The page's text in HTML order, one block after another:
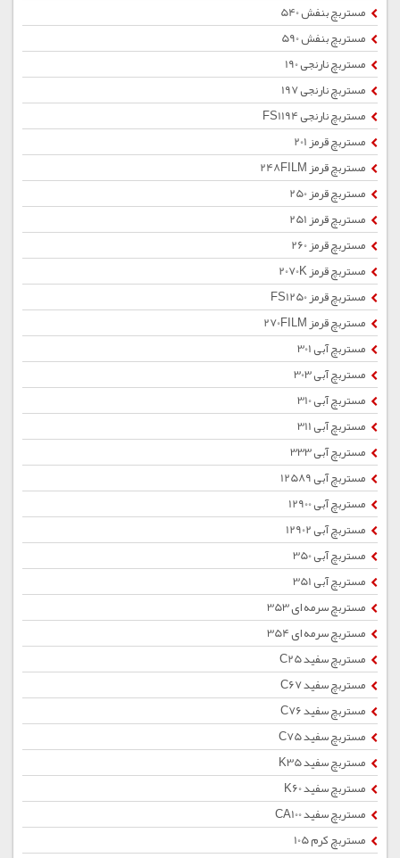
مستربچ بنفش 540
مستربچ بنفش 590
مستربچ نارنجی 190
مستربچ نارنجی 197
مستربچ نارنجی FS1194
مستربچ قرمز 201
مستربچ قرمز 248FILM
مستربچ قرمز 250
مستربچ قرمز 251
مستربچ قرمز 260
مستربچ قرمز 2070K
مستربچ قرمز FS1250
مستربچ قرمز 270FILM
مستربچ آبی 301
مستربچ آبی 303
مستربچ آبی 310
مستربچ آبی 311
مستربچ آبی 333
مستربچ آبی 12589
مستربچ آبی 12900
مستربچ آبی 12902
مستربچ آبی 350
مستربچ آبی 351
مستربچ سرمه ای 353
مستربچ سرمه ای 354
مستربچ سفید C25
مستربچ سفید C67
مستربچ سفید C76
مستربچ سفید C75
مستربچ سفید K35
مستربچ سفید K60
مستربچ سفید CA100
مستربچ کرم 105